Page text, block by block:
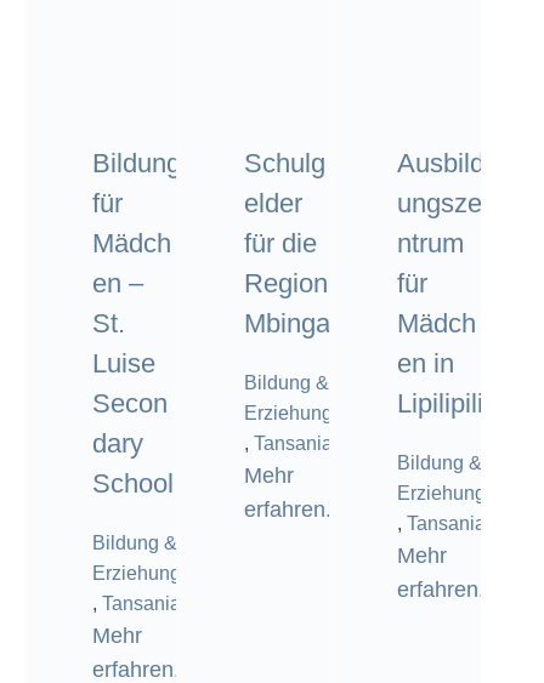
Bildung
für
Mädch
en –
St.
Luise
Secon
dary
School
Bildung &
Erziehung
, Tansania
Mehr
erfahren.
Schulg
elder
für die
Region
Mbinga
Bildung &
Erziehung
,Tansania
Mehr
erfahren.
Ausbild
ungsze
ntrum
für
Mädch
en in
Lipilipili
Bildung &
Erziehung
, Tansania
Mehr
erfahren.